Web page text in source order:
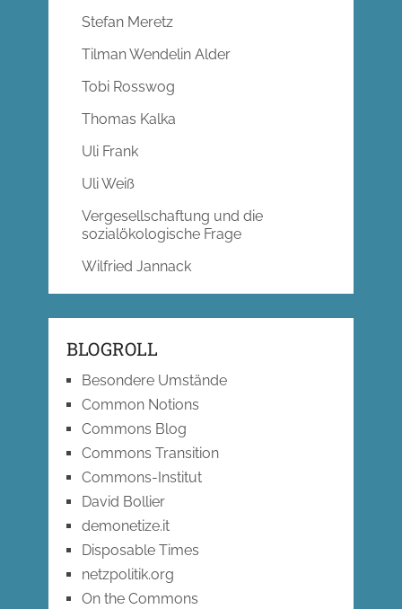
Stefan Meretz
Tilman Wendelin Alder
Tobi Rosswog
Thomas Kalka
Uli Frank
Uli Weiß
Vergesellschaftung und die
sozialökologische Frage
Wilfried Jannack
BLOGROLL
Besondere Umstände
Common Notions
Commons Blog
Commons Transition
Commons-Institut
David Bollier
demonetize.it
Disposable Times
netzpolitik.org
On the Commons